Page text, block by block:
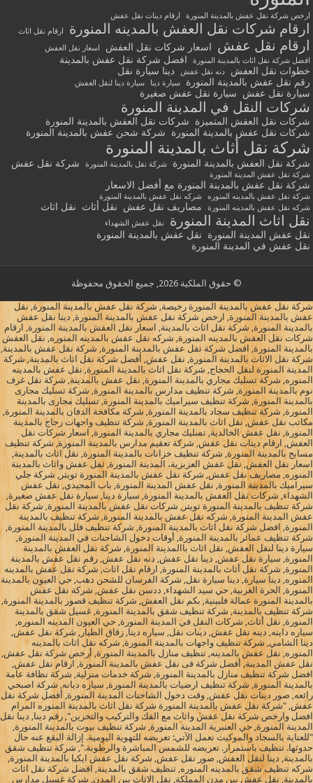
ارخص شركة نقل عفش بالمدينة المنورة ارقام دينات نقل عفش
ارقام شركات نقل العفش بالمدينه المنورة ارقام نقل اثاث
ارقام نقل عفش اسعار شركات نقل العفش
اسعار نقل العفش
افضل شركة نقل اثاث بالمدينة المنورة
افضل شركة نقل عفش بالمدينة
خطوات نقل العفش
دنه نقل عفش
دينا سيارة نقل
رقم نقل عفش بالمدينة المنورة
سيارة دينا سيارة دينا لنقل العفش
سيارة نقل عفش سيارة نقل عفش صغيرة
شركات النقل في المدينة المنورة
شركات نقل العفش المتميزة
شركات نقل العفش بالمدينة المنورة
شركات نقل عفش بالمدينة المنورة
شركة شحن عفش بالمدينة المنورة
شركة نقل أثاث بالمدينة المنورة
شركة نقل العفش بالمدينة المنورة شركة نقل بالمدينة المنورة شركة نقل عفش
شركة نقل عفش المدينة المنورة
شركة نقل عفش بالمدينة المنورة مع أفضل الاسعار
شركة نقل عفش بالمدينه المنوره
شركه نقل عفش بالمدينة المنورة
شركه نقل عفش بالمدينه المنورة
مصاريف نقل عفش نقل أثاث نقل اثاث
نقل اثاث المدينة المنورة نقل عفش الشهداء
نقل عفش المدينة المنورة
نقل عفش بالمدينة المنورة
نقل عفش في المدينة المنورة
© حقوق الملكية 2026, جميع الحقوق محفوظة
شركة نقل عفش بالمدينة المنورة رخيصة, شركة نقل عفش بالمدينة المنورة, نقل
عفش بالمدينة المنورة, ارخص شركة نقل عفش بالمدينة المنورة, دينا نقل عفش
بالمدينة المنورة, شركة نقل اثاث بالمدينة, اسعار نقل العفش بالمدينة المنورة, ارقام
شركات نقل العفش بالمدينه المنورة, شركه نقل عفش بالمدينه المنوره, نقل العفش
بالمدينة المنورة, افضل شركة نقل عفش بالمدينة المنورة, شركة نقل عفش بالمدينة,
شركة نقل الاثاث بالمدينة المنورة, نقل عفش, أفضل شركة نقل اثاث بالمدينة, شركة
المدينة المنورة لنقل الحجاج, شركة نقل اثاث بالمدينة المنورة, نقل عفش بالمدينه
المنوره, شركة تسليك مجاري بالمدينة المنورة, نقل عفش بالمدينة, شركة نقل غرف
نوم بالمدينة المنورة, شركة تنظيف مدارس بالمدينة المنورة, شركة تسليك مجارى
بالمدينة المنورة, شركة تنظيف سيراميك بالمدينة المنورة, تسليك مجارى بالمدينة
المنورة, شركة تنظيف سجاد بالمدينة المنورة, شركة مكافحة الدفان بالمدينة المنورة,
مكاتب نقل عفش, نقل اثاث بالمدينة المنورة, شركة تنظيف واجهات زجاج بالمدينة
المنورة, نقل عفش الخالدية, تسليك مجاري بالمدينة المنورة, اسعار شركات نقل
العفش, ارقام دينات نقل عفش, شركة تعقيم مدارس بالمدينة المنورة, شركة تنظيف
مسابح بالمدينة المنورة, شركة تنظيف خزانات بالمدينة المنورة, نقل اثاث بالمدينة,
اسعار نقل العفش, نقل عفش العزيزية، المدينة المنورة, نقل عفش واثاث بالمدينة
المنوره, مصاريف نقل عفش, شركة نقل عفش بالمدينة المنورة تويتر, شركة جلي
سيراميك بالمدينة المنورة, نقل عفش المدينة المنورة, باب المجيدي, نقل عفش
الشهداء, شركات نقل العفش بالمدينة المنورة, سيارة دينا, سيارة نقل عفش صغيرة,
شركة تنظيف بالمدينة المنورة تويتر, شركات نقل عفش بالمدينة المنورة, شركة نقل
عفش المدينة المنورة, شركه نقل عفش بالمدينة المنورة, شركة تنظيف بالمدينة
المنورة, افضل شركة نقل اثاث بالمدينة المنورة, شركة تنظيف فلل بالمدينة المنورة,
شركة تنظيف عمائر بالمدينة المنورة, أوقات دخول الشاحنات في المدينة المنورة,
سيارة دينا لنقل العفش, نقل اثاث باالمدينة المنورة, شركة نقل العفش بالمدينة
المنورة, سيارة نقل عفش, دينا نقل عفش, دنه نقل عفش, رقم نقل عفش بالمدينة
المنورة, شركة نقل أثاث بالمدينة المنورة, ارقام نقل اثاث, شركة نقل عفش بالمدينه
المنوره, دينا سيارة, دينا سيارة نقل, شركة الفرسان للشحن دهب, حي العيون بالمدينة
المنورة, الحرة الغربية, حي سيد الشهداء, ددسن نقل عفش, شركة نقل عفش
بالمدينة المنورة عمالة فلبينية, بكم نقل العفش, شركة تنظيف قصور بالمدينة المنورة,
شركة تنظيف بالمدينة, شركة تنظيف شقق بالمدينة المنورة, غسيل شقق بالمدينة
المنورة, نقل أثاث, شركات النقل في المدينة المنورة, حي العيون المدينه المنوره,
سياره داينه, دينه نقل عفش, دينات نقل, سياره دينا, زقاق الطيار, شركة نقل عفش,
دينا الشامي, شركة تنظيف واجهات بالمدينة المنورة, شركه نقل اثاث بالمدينه
المنوره, نقل عفش بالمدينه, تنظيف منازل بالمدينة المنورة, أرخص شركة نقل عفش,
نقل عفش المدينة, أفضل شركة فى نقل عفش بالمدينة المنورة, ارقام نقل عفش,
افضل شركة تنظيف منازل بالمدينة المنورة, شركة خدمات منزلية, شركة نظافة عامة
بالمدينة المنورة, شركة تنظيف ارضيات بالمدينة المنورة, سياره ديانه, شركة اصبحي
رائعه, صور دينات نقل عفش, وقت دخول الشاحنات المدينة المنورة, أفضل شركة نقل
عفش, "شركة نقل عفش بالمدينة المنورة شركة نقل اثاث بالمدينة المنوره المرام
افضل وارخص شركة نقل عفش واثاث مع الفك والتركيب والتخزين", رقم دينا, دينا نقل
المدينة المنورة, حي العنبرية المدينة المنورة, شركة تنظيف بيوت بالمدينة المنورة,
"للعناية بالسجاد والموكيت نعمل الآتي: تعريضه للتهوية اليومية. إزالة البقع عنه حال
حدوثها. تنظيف باستمرار. تعريضه للشمس المباشرة والرطوبة.", شركة تنظيف شقق
بالمدينة, دينا لنقل العفش, صور نقل عفش, شركة نقل عفش ايكيا بالمدينة المنورة,
شركه تنظيف شقق بالمدينه المنوره, تنظيف شقق بالمدينة, افضل شركة نقل اثاث
بالمدينة, نقل عفش بين مدن المملكة, نقل الاثاث بين المدن, شركة غسيل مدارس